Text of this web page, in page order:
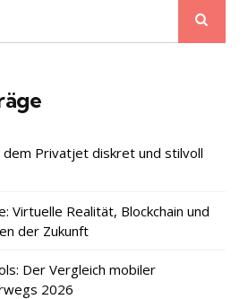
Privatjet diskret und stilvoll
Virtuelle Realität, Blockchain und
der Zukunft
Der Vergleich mobiler
2026